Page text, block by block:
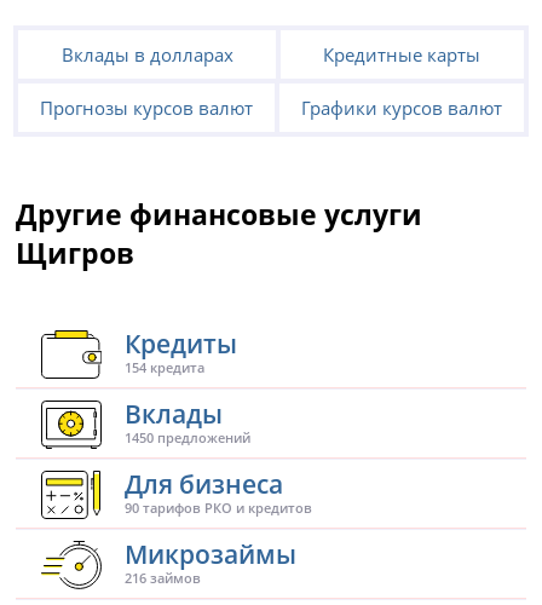
Вклады в долларах Кредитные карты
Прогнозы курсов валют Графики курсов валют
Другие финансовые услуги
Щигров
Кредиты
154 кредита
Вклады
1450 предложений
Для бизнеса
90 тарифов РКО и кредитов
Микрозаймы
216 займов